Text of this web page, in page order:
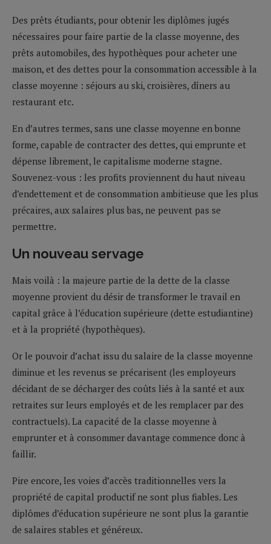
Des prêts étudiants, pour obtenir les diplômes jugés
nécessaires pour faire partie de la classe moyenne, des
prêts automobiles, des hypothèques pour acheter une
maison, et des dettes pour la consommation accessible à la
classe moyenne : séjours au ski, croisières, dîners au
restaurant etc.
En d’autres termes, sans une classe moyenne en bonne
forme, capable de contracter des dettes, qui emprunte et
dépense librement, le capitalisme moderne stagne.
Souvenez-vous : les profits proviennent du haut niveau
d’endettement et de consommation ambitieuse que les plus
précaires, aux salaires plus bas, ne peuvent pas se
permettre.
Un nouveau servage
Mais voilà : la majeure partie de la dette de la classe
moyenne provient du désir de transformer le travail en
capital grâce à l’éducation supérieure (dette estudiantine)
et à la propriété (hypothèques).
Or le pouvoir d’achat issu du salaire de la classe moyenne
diminue et les revenus se précarisent (les employeurs
décidant de se décharger des coûts liés à la santé et aux
retraites sur leurs employés et de les remplacer par des
contractuels). La capacité de la classe moyenne à
emprunter et à consommer davantage commence donc à
faillir.
Pire encore, les voies d’accès traditionnelles vers la
propriété de capital productif ne sont plus fiables. Les
diplômes d’éducation supérieure ne sont plus la garantie
de salaires stables et généreux.